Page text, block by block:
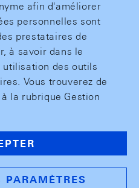
afin d'améliorer
personnelles sont
prestataires de
à savoir dans le
des outils
Vous trouverez de
la rubrique Gestion
PARAMÈTRES